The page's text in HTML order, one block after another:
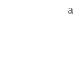
a